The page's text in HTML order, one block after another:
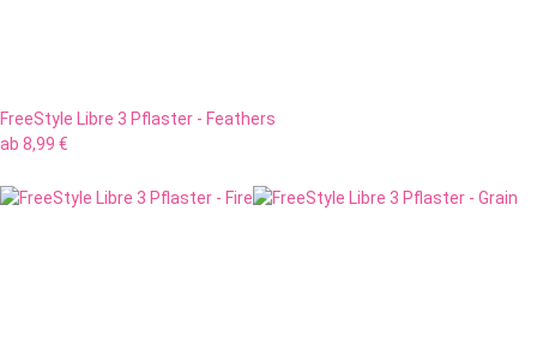
FreeStyle Libre 3 Pflaster - Feathers
ab 8,99 €